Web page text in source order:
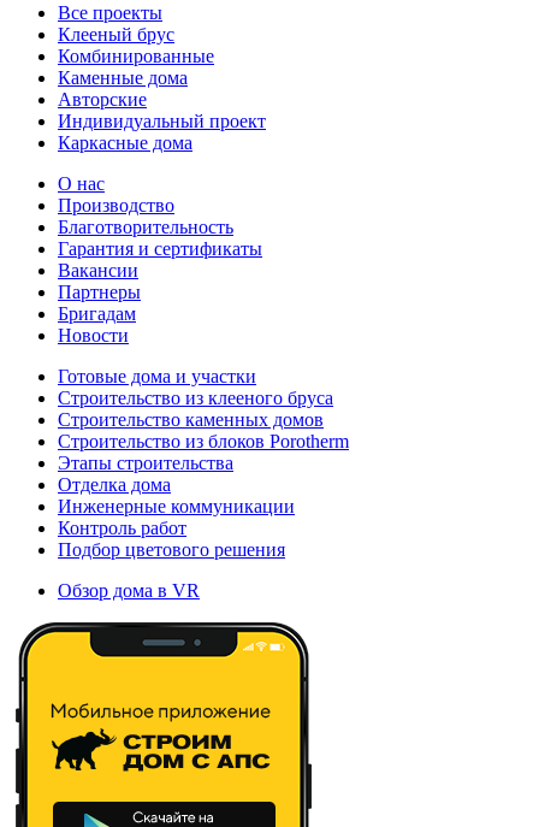
Все проекты
Клееный брус
Комбинированные
Каменные дома
Авторские
Индивидуальный проект
Каркасные дома
О нас
Производство
Благотворительность
Гарантия и сертификаты
Вакансии
Партнеры
Бригадам
Новости
Готовые дома и участки
Строительство из клееного бруса
Строительство каменных домов
Строительство из блоков Porotherm
Этапы строительства
Отделка дома
Инженерные коммуникации
Контроль работ
Подбор цветового решения
Обзор дома в VR